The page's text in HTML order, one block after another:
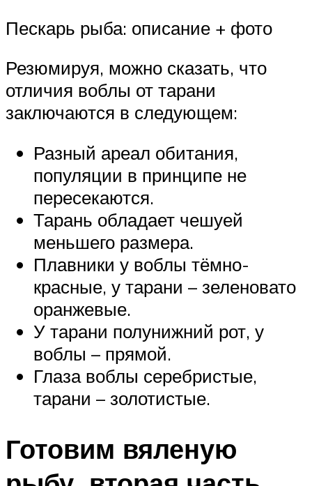
Пескарь рыба: описание + фото
Резюмируя, можно сказать, что
отличия воблы от тарани
заключаются в следующем:
Разный ареал обитания,
популяции в принципе не
пересекаются.
Тарань обладает чешуей
меньшего размера.
Плавники у воблы тёмно-
красные, у тарани – зеленовато
оранжевые.
У тарани полунижний рот, у
воблы – прямой.
Глаза воблы серебристые,
тарани – золотистые.
Готовим вяленую